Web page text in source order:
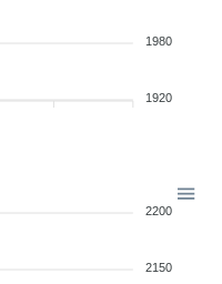
1980
1920
2200
2150